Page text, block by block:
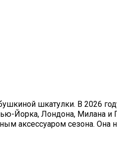
шкатулки. В 2026
Йорка, Лондона, Милана и
аксессуаром сезона. Она